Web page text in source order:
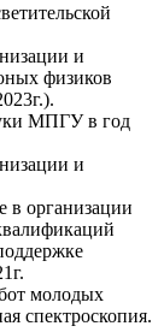
и
физиков
МПГУ в год
и
в организации
молодых
спектроскопия.